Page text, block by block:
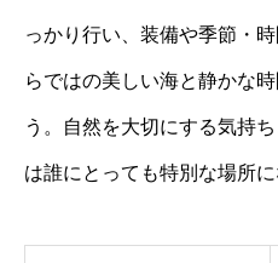
っかり行い、装備や季節・
らではの美しい海と静かな
う。自然を大切にする気持
は誰にとっても特別な場所に